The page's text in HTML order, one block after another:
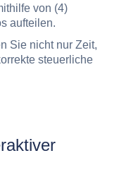
von (4)
aufteilen.
Sie nicht nur Zeit,
steuerliche